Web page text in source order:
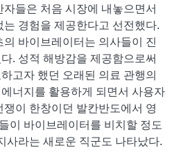
들은 처음 시장에 내놓으면서
경험을 제공한다고 선전했다.
바이브레이터는 의사들이 진
. 성적 해방감을 제공함으로써
고자 했던 오래된 의료 관행의
너지를 활용하게 되면서 사용자
이 한창이던 발칸반도에서 영
이 바이브레이터를 비치할 정도
사라는 새로운 직군도 나타났다.